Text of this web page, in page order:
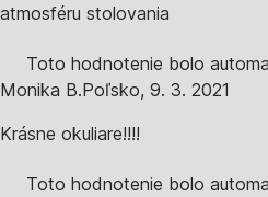
atmosféru stolovania
Toto hodnotenie bolo
Monika B.Poľsko, 9. 3. 2021
Krásne okuliare!!!!
Toto hodnotenie bolo